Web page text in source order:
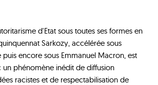
d'Etat sous toutes ses formes en
Sarkozy, accélérée sous
puis encore sous Emmanuel Macron, est
phénomène inédit de diffusion
racistes et de respectabilisation de